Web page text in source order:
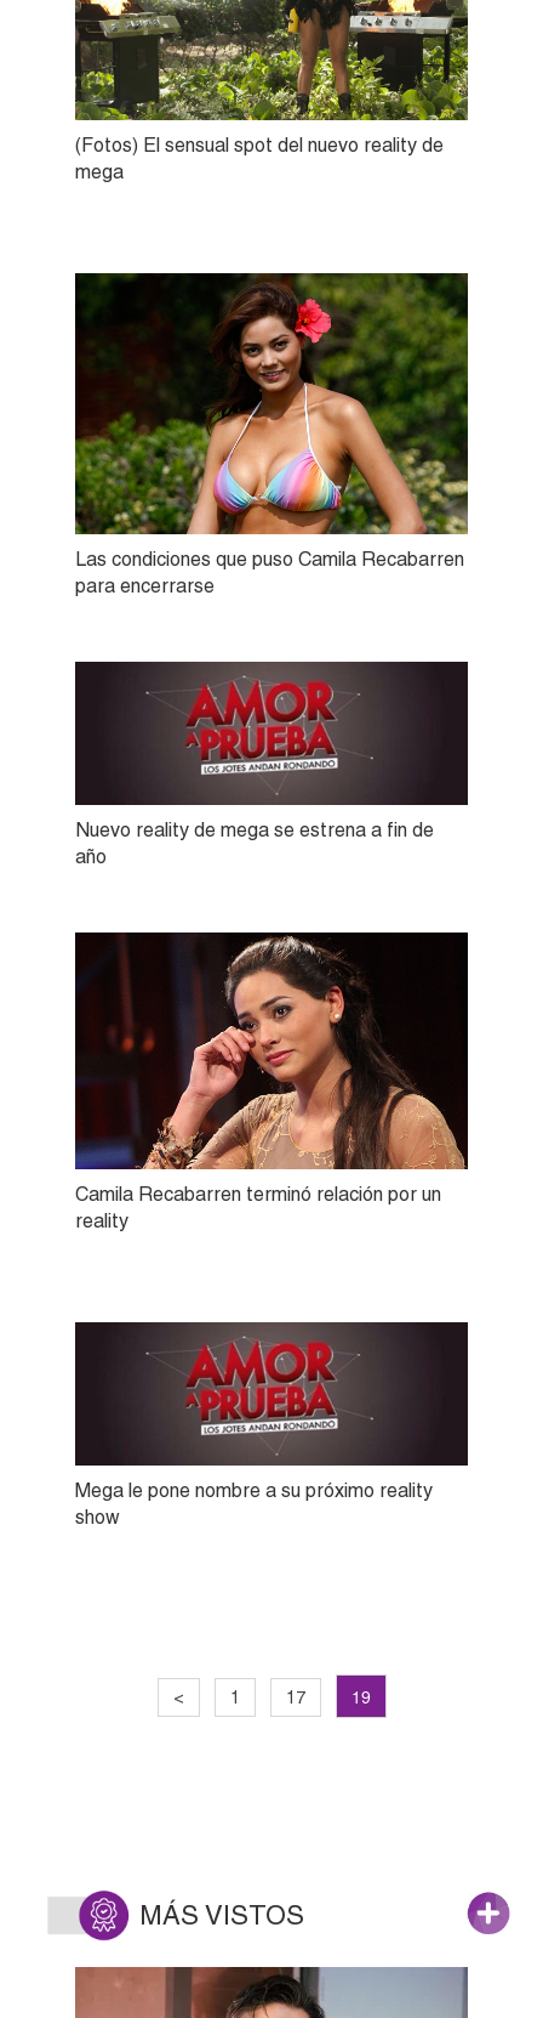
(Fotos) El sensual spot del nuevo reality de
mega
Las condiciones que puso Camila Recabarren
para encerrarse
Nuevo reality de mega se estrena a fin de
año
Camila Recabarren terminó relación por un
reality
Mega le pone nombre a su próximo reality
show
< 1 17 19
MÁS VISTOS